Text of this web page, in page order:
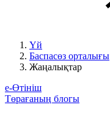
Үй
Баспасөз орталығы
Жаңалықтар
е-Өтініш
Төрағаның блогы